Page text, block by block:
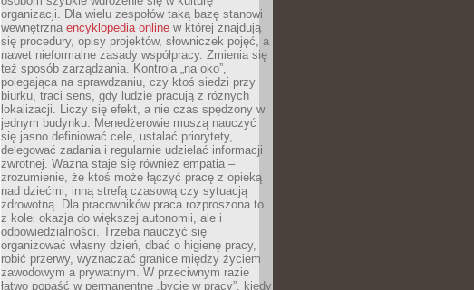
organizacji. Dla wielu zespołów taką bazę stanowi
wewnętrzna encyklopedia online w której znajdują
się procedury, opisy projektów, słowniczek pojęć, a
nawet nieformalne zasady współpracy. Zmienia się
też sposób zarządzania. Kontrola „na oko”,
polegająca na sprawdzaniu, czy ktoś siedzi przy
biurku, traci sens, gdy ludzie pracują z różnych
lokalizacji. Liczy się efekt, a nie czas spędzony w
jednym budynku. Menedżerowie muszą nauczyć
się jasno definiować cele, ustalać priorytety,
delegować zadania i regularnie udzielać informacji
zwrotnej. Ważna staje się również empatia –
zrozumienie, że ktoś może łączyć pracę z opieką
nad dziećmi, inną strefą czasową czy sytuacją
zdrowotną. Dla pracowników praca rozproszona to
z kolei okazja do większej autonomii, ale i
odpowiedzialności. Trzeba nauczyć się
organizować własny dzień, dbać o higienę pracy,
robić przerwy, wyznaczać granice między życiem
zawodowym a prywatnym. W przeciwnym razie
łatwo popaść w permanentne „bycie w pracy”, kiedy